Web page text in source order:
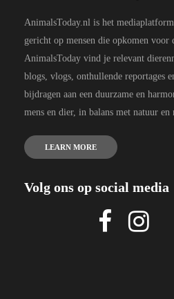
AnimalsToday.nl is het
gericht op mensen die opkomen
AnimalsToday vind je relevant
blogs, vlogs, onthullende reportages
bijdragen aan een duurzame en
mens en dier, in balans met natuur en
LEARN MORE
Volg ons op social media